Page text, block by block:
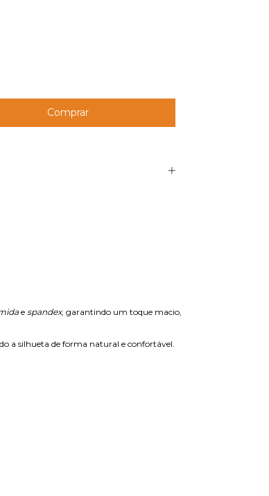
e spandex, garantindo um toque macio,
a silhueta de forma natural e confortável.